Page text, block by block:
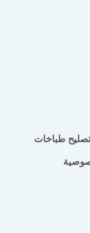
تصليح طباخات